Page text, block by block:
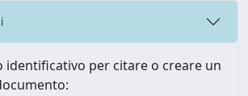
identificativo per citare o creare un